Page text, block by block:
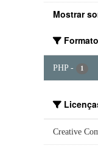
Mostrar
PHP - 1
Creative